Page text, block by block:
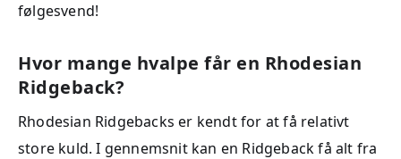
følgesvend!
Hvor mange hvalpe får en Rhodesian
Ridgeback?
Rhodesian Ridgebacks er kendt for at få relativt
store kuld. I gennemsnit kan en Ridgeback få alt fra